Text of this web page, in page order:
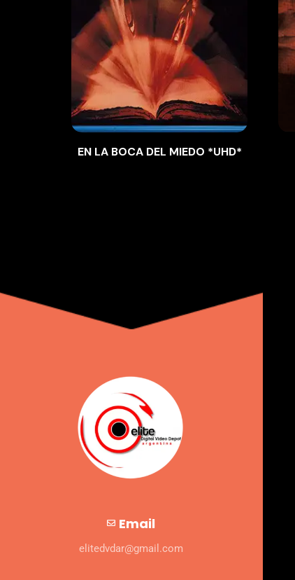
EN LA BOCA DEL MIEDO *UHD*
Email
elitedvdar@gmail.com